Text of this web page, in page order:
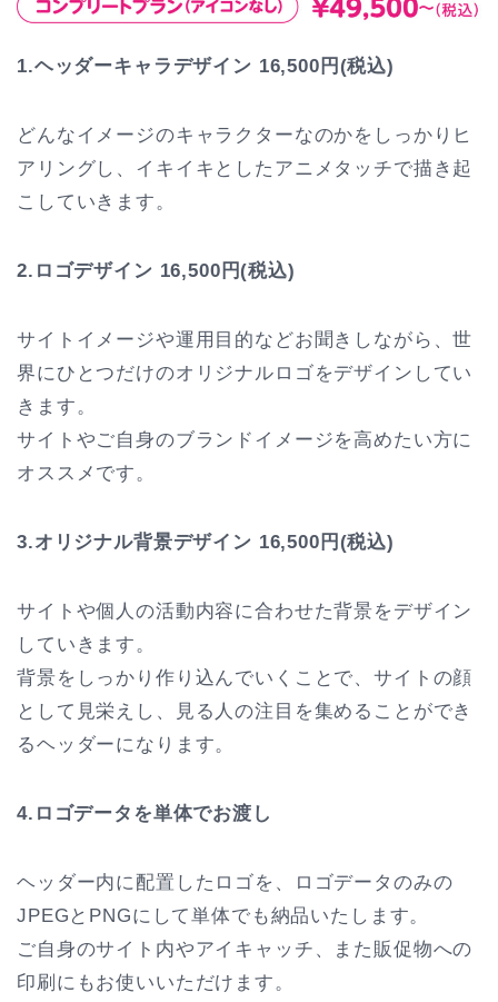
1.ヘッダーキャラデザイン 16,500円(税込)
どんなイメージのキャラクターなのかをしっかりヒ
アリングし、イキイキとしたアニメタッチで描き起
こしていきます。
2.ロゴデザイン 16,500円(税込)
サイトイメージや運用目的などお聞きしながら、世
界にひとつだけのオリジナルロゴをデザインしてい
きます。
サイトやご自身のブランドイメージを高めたい方に
オススメです。
3.オリジナル背景デザイン 16,500円(税込)
サイトや個人の活動内容に合わせた背景をデザイン
していきます。
背景をしっかり作り込んでいくことで、サイトの顔
として見栄えし、見る人の注目を集めることができ
るヘッダーになります。
4.ロゴデータを単体でお渡し
ヘッダー内に配置したロゴを、ロゴデータのみの
JPEGとPNGにして単体でも納品いたします。
ご自身のサイト内やアイキャッチ、また販促物への
印刷にもお使いいただけます。